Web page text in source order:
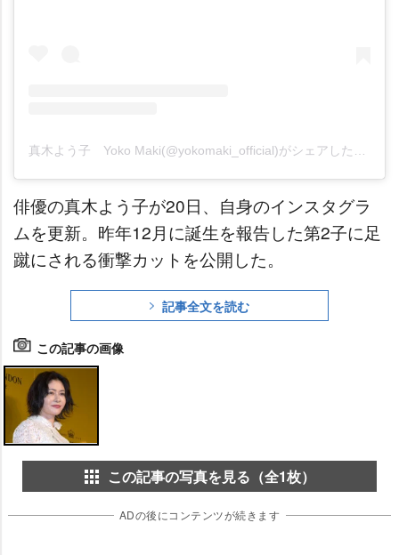
真木よう子 Yoko Maki(@yokomaki_official)がシェアした投稿
俳優の真木よう子が20日、自身のインスタグラ
ムを更新。昨年12月に誕生を報告した第2子に足
蹴にされる衝撃カットを公開した。
記事全文を読む
この記事の画像
この記事の写真を見る（全1枚）
ADの後にコンテンツが続きます